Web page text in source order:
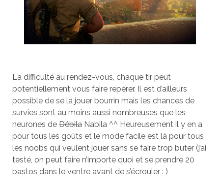
La difficulté au rendez-vous, chaque tir peut
potentiellement vous faire repérer. Il est d’ailleurs
possible de se la jouer bourrin mais les chances de
survies sont au moins aussi nombreuses que les
neurones deDébilaNabila ^^ Heureusement il y en a
pour tous les goûts et le mode facile est là pour tous
les noobs qui veulent jouer sans se faire trop buter (j’ai
testé, on peut faire n’importe quoi et se prendre 20
bastos dans le ventre avant de s’écrouler : )